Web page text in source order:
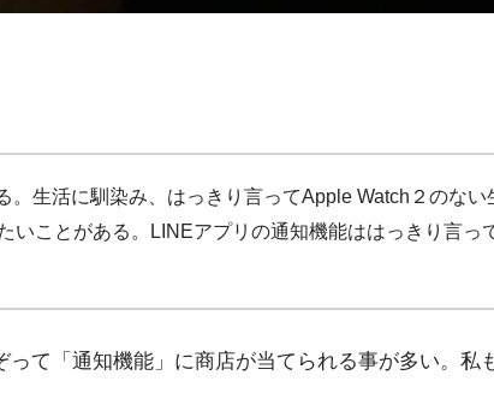
。生活に馴染み、はっきり言ってApple Watch２のな
いことがある。LINEアプリの通知機能ははっきり言
て「通知機能」に商店が当てられる事が多い。私